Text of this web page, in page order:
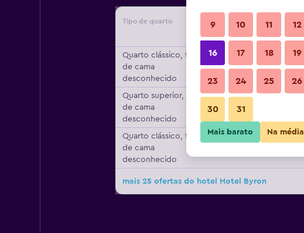
Tipo de quarto Fornecedor
Quarto clássico, tipo
de cama
desconhecido
R$
Quarto superior, tipo
de cama
desconhecido
Quarto clássico, tipo
de cama
desconhecido
mais 25 ofertas do hotel Hotel Byron
9 10 11 12
16 17 18 19
23 24 25 26
30 31
Mais barato Na média